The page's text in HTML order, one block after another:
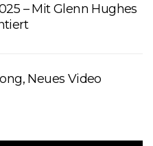
– Mit Glenn Hughes
Neues Video